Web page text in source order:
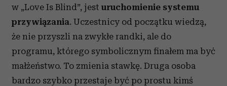
w „Love Is Blind”, jest uruchomienie systemu
przywiązania. Uczestnicy od początku wiedzą,
że nie przyszli na zwykłe randki, ale do
programu, którego symbolicznym finałem ma być
małżeństwo. To zmienia stawkę. Druga osoba
bardzo szybko przestaje być po prostu kimś